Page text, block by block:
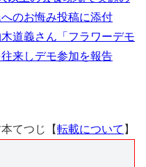
のお悔み投稿に添付
道義さん「フラワーデモ
来しデモ参加を報告
てつじ【転載について 】